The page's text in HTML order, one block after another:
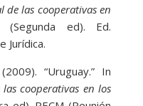
de las cooperativas en
(Segunda ed). Ed.
Jurídica.
“Uruguay.” In
cooperativas en los